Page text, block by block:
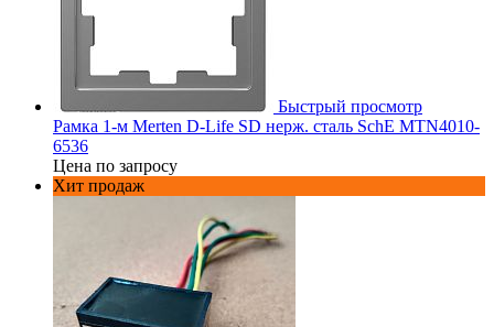
Быстрый просмотр
Рамка 1-м Merten D-Life SD нерж. сталь SchE MTN4010-
6536
Цена по запросу
Хит продаж